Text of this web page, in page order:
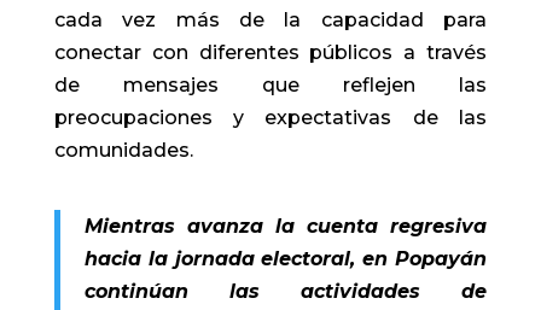
cada vez más de la capacidad para
conectar con diferentes públicos a través
de mensajes que reflejen las
preocupaciones y expectativas de las
comunidades.
Mientras avanza la cuenta regresiva
hacia la jornada electoral, en Popayán
continúan las actividades de